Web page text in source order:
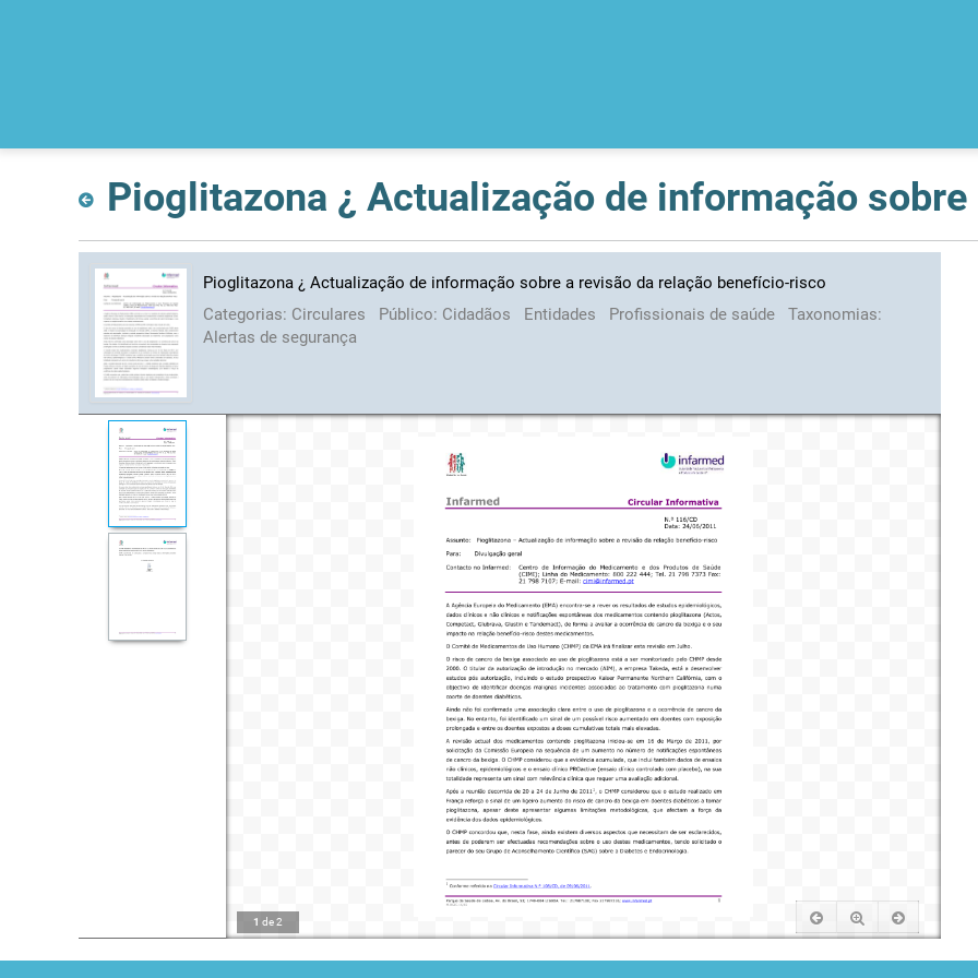
Pioglitazona ¿ Actualização de informação sobre a revisão da relação benefício-risco
Categorias: Circulares Público: Cidadãos Entidades Profissionais de saúde
Taxonomias:
Alertas de segurança
1 de2